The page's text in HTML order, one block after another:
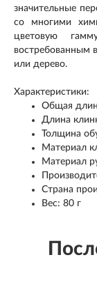
значительные
со многими
цветовую
востребованным
или дерево.
Характеристики:
Общая
Длина
Толщина
Материал
Материал
Страна
Вес: 80 г